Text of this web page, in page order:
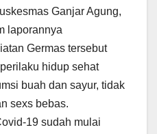
Ganjar Agung,
laporannya
Germas tersebut
hidup sehat
buah dan sayur, tidak
sexs bebas.
19 sudah mulai